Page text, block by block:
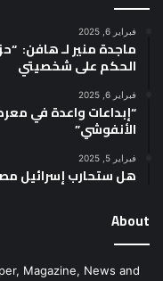
فبراير 6, 2025
ماجدة منير لـ هافن:
الحكم على شخصيتي
فبراير 6, 2025
“إبداعات واعدة في
الأنفوشي”
فبراير 5, 2025
هل ستحارب إسرائيل
About
Magazine, News and